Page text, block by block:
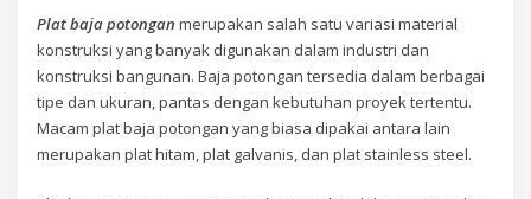
Plat baja potongan merupakan salah satu variasi material
konstruksi yang banyak digunakan dalam industri dan
konstruksi bangunan. Baja potongan tersedia dalam berbagai
tipe dan ukuran, pantas dengan kebutuhan proyek tertentu.
Macam plat baja potongan yang biasa dipakai antara lain
merupakan plat hitam, plat galvanis, dan plat stainless steel.